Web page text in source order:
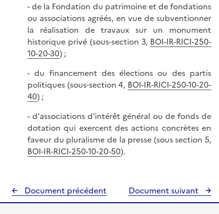
- de la Fondation du patrimoine et de fondations
ou associations agréés, en vue de subventionner
la réalisation de travaux sur un monument
historique privé (sous-section 3, BOI-IR-RICI-250-
10-20-30) ;
- du financement des élections ou des partis
politiques (sous-section 4, BOI-IR-RICI-250-10-20-
40) ;
- d'associations d’intérêt général ou de fonds de
dotation qui exercent des actions concrètes en
faveur du pluralisme de la presse (sous section 5,
BOI-IR-RICI-250-10-20-50).
Document précédent Document suivant